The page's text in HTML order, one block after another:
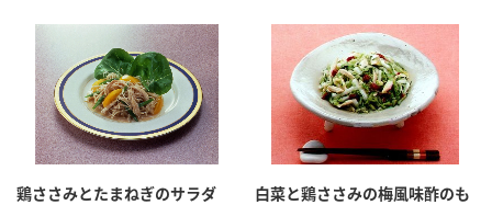
鶏ささみとたまねぎのサラダ
白菜と鶏ささみの梅風味酢のも